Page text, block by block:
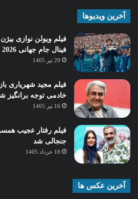
آخرین ویدیوها
فیلم ویولن نوازی
فینال جام جهانی 2026
29 تیر 1405
فیلم مجید شهریاری
خادمی توجه برانگیز
16 تیر 1405
فیلم رفتار عجیب
جنجالی شد
18 خرداد 1405
آخرین عکس ها